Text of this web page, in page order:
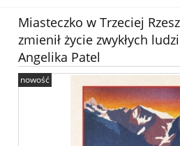
Miasteczko w Trzeciej
zmienił życie zwykłych
Angelika Patel
nowość